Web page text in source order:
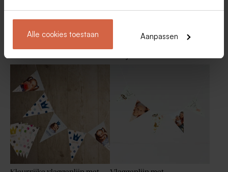
Alle cookies toestaan Aanpassen
Ambachtelijke lolly blauw
met gouden spikkeltjes
Vlaggenlijn met eigen foto's
en tekst
Vlaggenlijn met silhouet
meisje en foto's